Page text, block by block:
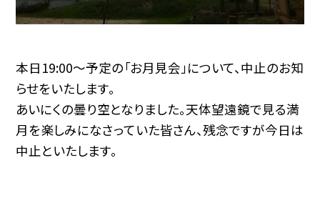
本日19:00〜予定の「お月見会」について、中止のお知
らせをいたします。
あいにくの曇り空となりました。天体望遠鏡で見る満
月を楽しみになさっていた皆さん、残念ですが今日は
中止といたします。